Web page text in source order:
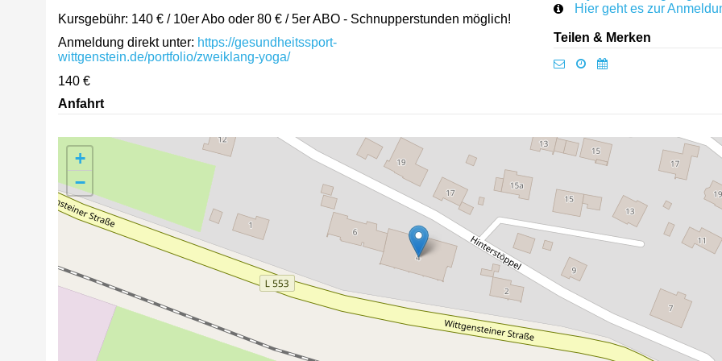
Kursgebühr: 140 € / 10er Abo oder 80 € / 5er ABO - Schnupperstunden möglich!
Anmeldung direkt unter: https://gesundheitssport-
wittgenstein.de/portfolio/zweiklang-yoga/
140 €
Hier geht es zur
Teilen & Merken
Anfahrt
+
−